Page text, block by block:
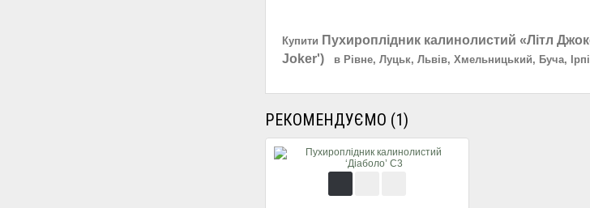
Купити Пухироплідник калинолистий «Літл
Joker')
в Рівне, Луцьк, Львів, Хмельницький, Буча,
РЕКОМЕНДУЄМО (1)